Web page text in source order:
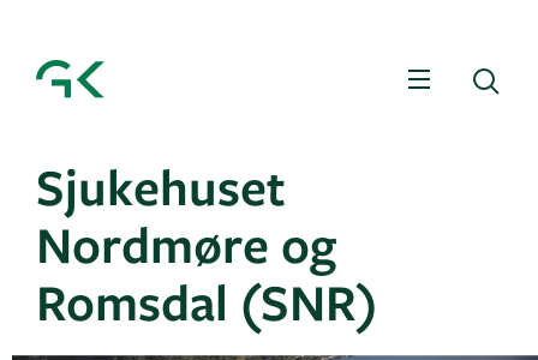
Meny
Sjukehuset
Nordmøre og
Romsdal (SNR)